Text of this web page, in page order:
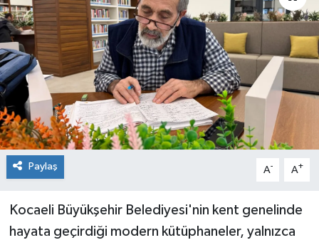
Paylaş A- A+
Kocaeli Büyükşehir Belediyesi'nin kent genelinde
hayata geçirdiği modern kütüphaneler, yalnızca